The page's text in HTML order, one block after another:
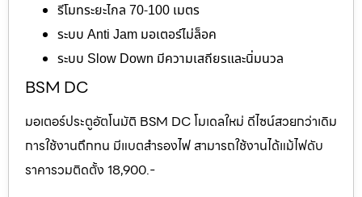
รีโมทระยะไกล 70-100 เมตร
ระบบ Anti Jam มอเตอร์ไม่ล็อค
ระบบ Slow Down มีความเสถียรและนิ่มนวล
BSM DC
มอเตอร์ประตูอัตโนมัติ BSM DC โมเดลใหม่ ดีไซน์สวยกว่าเดิม
การใช้งานถึกทน มีแบตสำรองไฟ สามารถใช้งานได้แม้ไฟดับ
ราคารวมติดตั้ง 18,900.-